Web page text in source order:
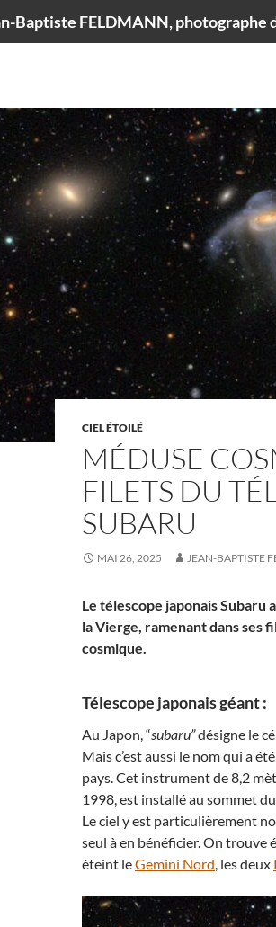
Baptiste FELDMANN, photographe
CIEL ÉTOILÉ
MÉDUSE
FILETS DU
SUBARU
MAI 26, 2025 JEAN-BAPTISTE
Le télescope japonais Subaru
la Vierge, ramenant dans ses
cosmique.
Télescope japonais géant :
Au Japon, “subaru”désigne le
Mais c’est aussi le nom qui a
pays. Cet instrument de 8,2
1998, est installé au sommet
Le ciel y est particulièrement
seul à en bénéficier. On trouve
éteint leGemini Nord, les deux